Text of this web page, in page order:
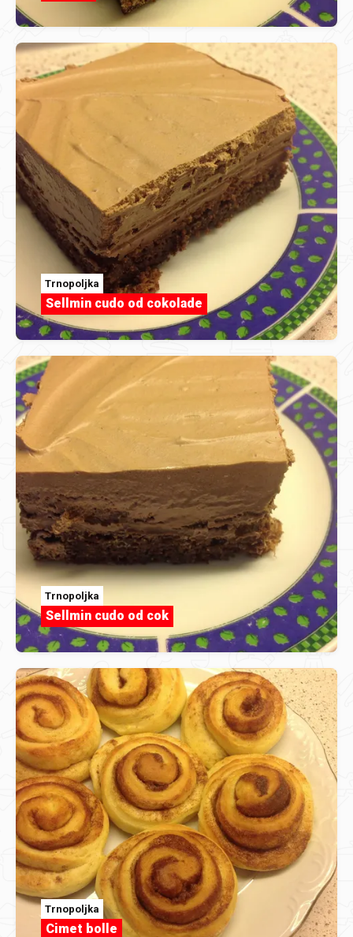
Trnopoljka
Sellmin cudo od cokolade
Trnopoljka
Sellmin cudo od cok
Trnopoljka
Cimet bolle